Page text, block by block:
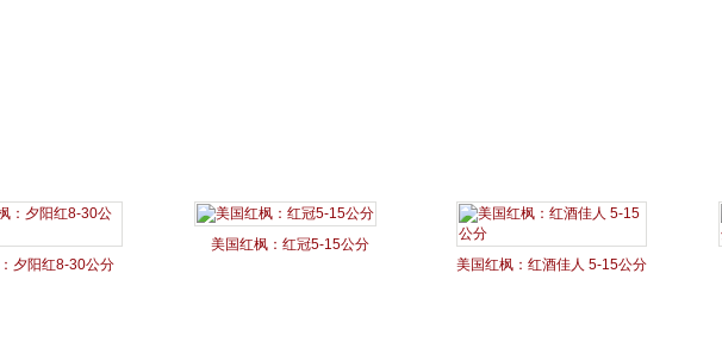
夕阳红8-30公分
美国红枫：红冠5-15公分
美国红枫：红酒佳人 5-15公分